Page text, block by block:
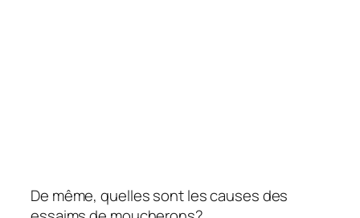
De même, quelles sont les causes des